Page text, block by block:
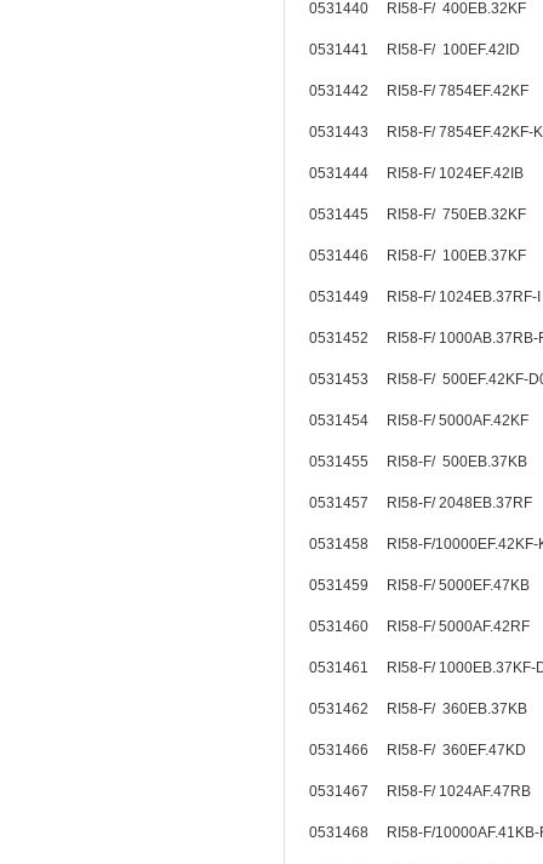
0531440 RI58-F/ 400EB.32KF
0531441 RI58-F/ 100EF.42ID
0531442 RI58-F/ 7854EF.42KF
0531443 RI58-F/
0531444 RI58-F/ 1024EF.42IB
0531445 RI58-F/ 750EB.32KF
0531446 RI58-F/ 100EB.37KF
0531449 RI58-F/ 1024EB.37RF-I
0531452 RI58-F/
0531453 RI58-F/
0531454 RI58-F/ 5000AF.42KF
0531455 RI58-F/ 500EB.37KB
0531457 RI58-F/
0531458 RI58-F/
0531459 RI58-F/ 5000EF.47KB
0531460 RI58-F/ 5000AF.42RF
0531461 RI58-F/
0531462 RI58-F/ 360EB.37KB
0531466 RI58-F/ 360EF.47KD
0531467 RI58-F/ 1024AF.47RB
0531468 RI58-F/